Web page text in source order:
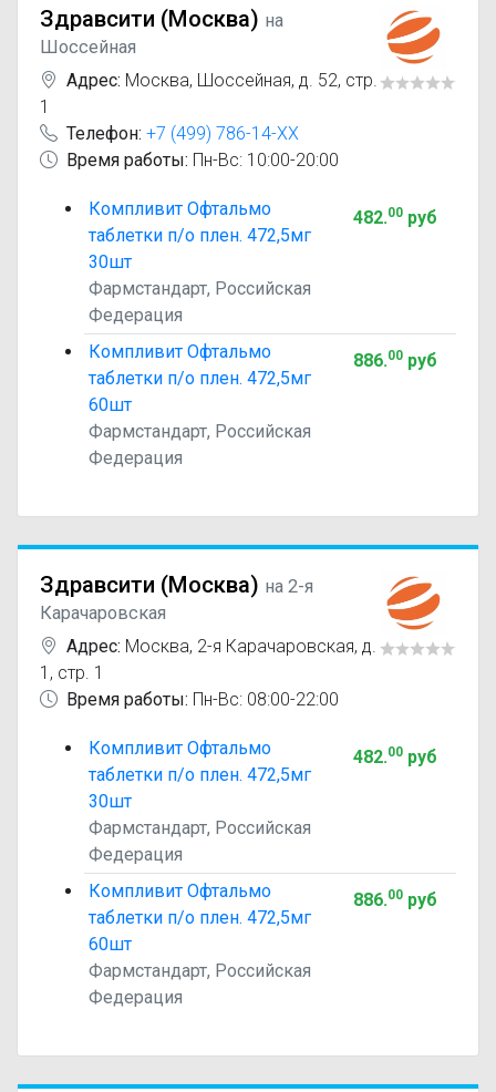
Здравсити (Москва) на
Шоссейная
Адрес: Москва, Шоссейная, д. 52, стр.
1
Телефон: +7 (499) 786-14-XX
Время работы: Пн-Вс: 10:00-20:00
Компливит Офтальмо
таблетки п/о плен. 472,5мг
30шт
Фармстандарт, Российская
Федерация
482.00руб
Компливит Офтальмо
таблетки п/о плен. 472,5мг
60шт
Фармстандарт, Российская
Федерация
886.00руб
Здравсити (Москва) на 2-я
Карачаровская
Адрес: Москва, 2-я Карачаровская, д.
1, стр. 1
Время работы: Пн-Вс: 08:00-22:00
Компливит Офтальмо
таблетки п/о плен. 472,5мг
30шт
Фармстандарт, Российская
Федерация
482.00руб
Компливит Офтальмо
таблетки п/о плен. 472,5мг
60шт
Фармстандарт, Российская
Федерация
886.00руб